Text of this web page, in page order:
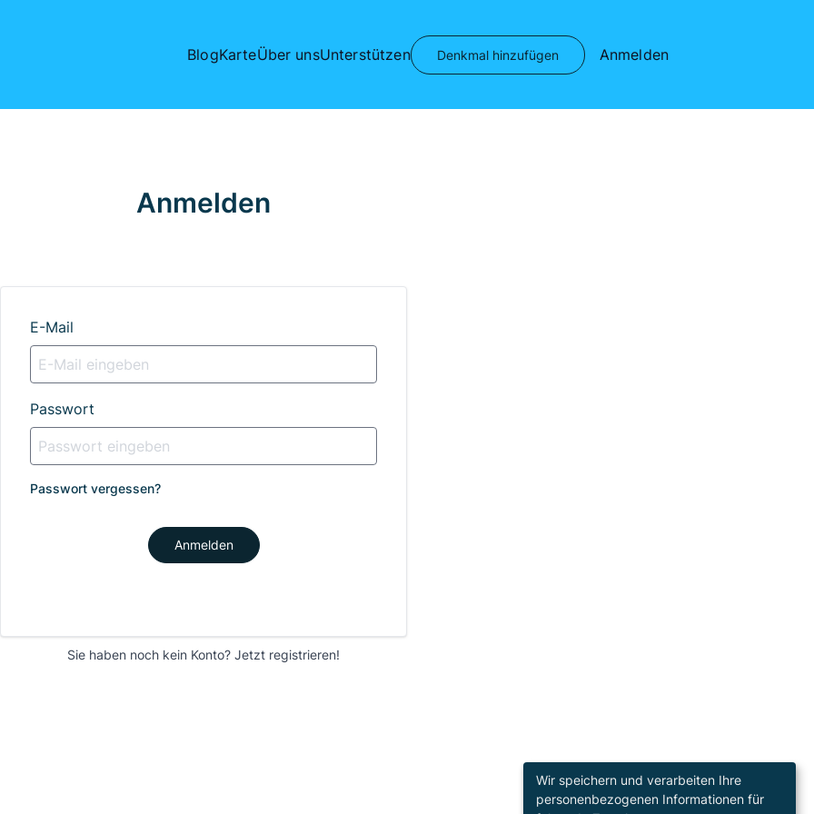
BlogKarteÜber unsUnterstützen Denkmal hinzufügen Anmelden
Anmelden
E-Mail
Passwort
Passwort vergessen?
Anmelden
Sie haben noch kein Konto? Jetzt registrieren!
Wir speichern und verarbeiten Ihre
personenbezogenen Informationen für